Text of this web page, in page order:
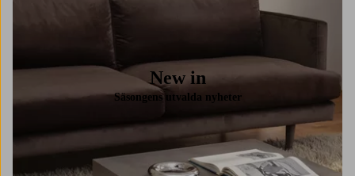
New in
Säsongens utvalda nyheter